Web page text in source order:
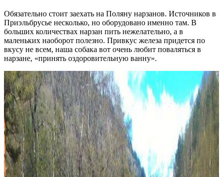
Обязательно стоит заехать на Поляну нарзанов. Источников в
Приэльбрусье несколько, но оборудовано именно там. В
больших количествах нарзан пить нежелательно, а в
маленьких наоборот полезно. Привкус железа придется по
вкусу не всем, наша собака вот очень любит поваляться в
нарзане, «принять оздоровительную ванну».